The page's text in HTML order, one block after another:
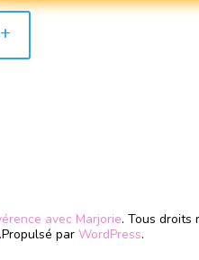
avec Marjorie. Tous droits
.Propulsé par WordPress.